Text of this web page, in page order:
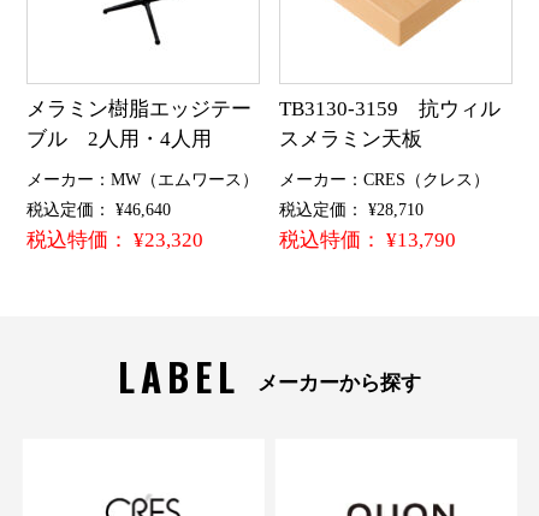
メラミン樹脂エッジテー
ブル 2人用・4人用
メーカー：MW（エムワース）
税込定価： ¥46,640
税込特価： ¥23,320
TB3130-3159 抗ウィル
スメラミン天板
メーカー：CRES（クレス）
税込定価： ¥28,710
税込特価： ¥13,790
LABEL メーカーから探す